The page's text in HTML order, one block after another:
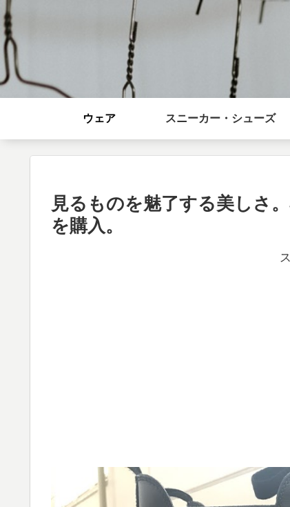
ウェア スニーカー・シューズ
見るものを魅了する美しさ
を購入。